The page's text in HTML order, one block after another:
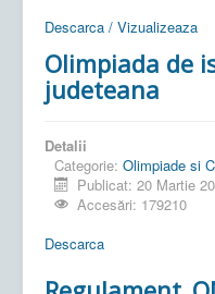
Descarca / Vizualizeaza
Olimpiada de
judeteana
Detalii
Categorie: Olimpiade si
Publicat: 20 Martie
Accesări: 179210
Descarca